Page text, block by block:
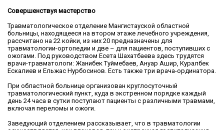
Совершенствуя мастерство
Травматологическое отделение Мангистауской областной
больницы, находящееся на втором этаже лечебного учреждения,
рассчитано на 22 койки, из них 20 предназначены для
травматологии-ортопедии и две – для пациентов, поступивших с
ожогами. Под руководством Есета Шахатбаева здесь трудятся
врачи-травматологи: Жанибек Туймебаев, Ануар Ашир, Куралбек
Ескалиев и Ельжас Нурбосинов. Есть также три врача-ординатора.
При областной больнице организован круглосуточный
травматологический пункт, куда в экстренном порядке каждый
день 24 часа в сутки поступают пациенты с различными травмами,
включая переломы и ожоги.
Заведующий отделением рассказывает, что в травматологии